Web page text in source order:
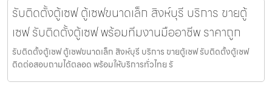
รับติดตั้งตู้เซฟ ตู้เซฟขนาดเล็ก สิงห์บุรี บริการ ขายตู้
เซฟ รับติดตั้งตู้เซฟ พร้อมทีมงานมืออาชีพ ราคาถูก
รับติดตั้งตู้เซฟ ตู้เซฟขนาดเล็ก สิงห์บุรี บริการ ขายตู้เซฟ รับติดตั้งตู้เซฟ
ติดต่อสอบถามได้ตลอด พร้อมให้บริการทั่วไทย รั